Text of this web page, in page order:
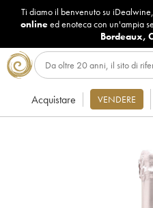
Ti diamo il benvenuto su
onlineed enoteca con un'ampia
Bordeaux,
Acquistare VENDERE